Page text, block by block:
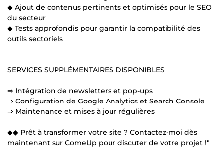
◆ Ajout de contenus pertinents et optimisés pour le SEO
du secteur
◆ Tests approfondis pour garantir la compatibilité des
outils sectoriels
SERVICES SUPPLÉMENTAIRES DISPONIBLES
⇒ Intégration de newsletters et pop-ups
⇒ Configuration de Google Analytics et Search Console
⇒ Maintenance et mises à jour régulières
◆◆ Prêt à transformer votre site ? Contactez-moi dès
maintenant sur ComeUp pour discuter de votre projet !"